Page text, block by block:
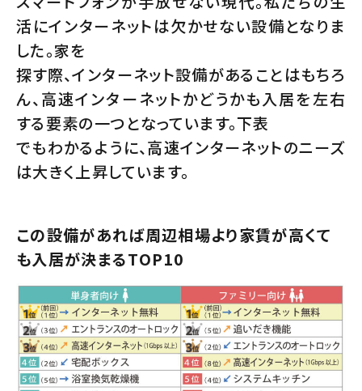
活にインターネットは欠かせない設備となりま
した。家を
探す際、インターネット設備があることはもちろ
ん、高速インターネットかどうかも入居を左右
する要素の一つとなっています。下表
でもわかるように、高速インターネットのニーズ
は大きく上昇しています。
この設備があれば周辺相場より家賃が高くて
も入居が決まるTOP10